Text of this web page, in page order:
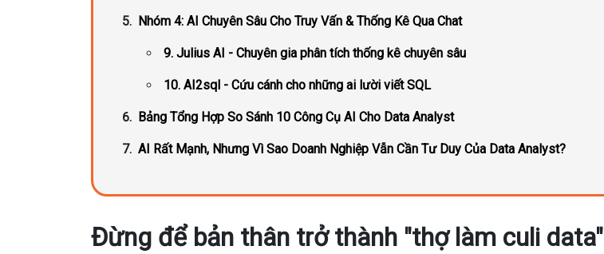
Nhóm 4: AI Chuyên Sâu Cho Truy Vấn & Thống Kê Qua Chat
9. Julius AI - Chuyên gia phân tích thống kê chuyên sâu
10. AI2sql - Cứu cánh cho những ai lười viết SQL
Bảng Tổng Hợp So Sánh 10 Công Cụ AI Cho Data Analyst
AI Rất Mạnh, Nhưng Vì Sao Doanh Nghiệp Vẫn Cần Tư Duy Của Data Analyst?
Đừng để bản thân trở thành "thợ làm culi data"